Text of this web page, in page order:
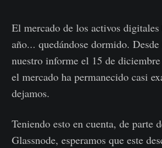
El mercado de los activos digitales
año... quedándose dormido.
nuestro informe el 15 de
el mercado ha permanecido casi
dejamos.
Teniendo esto en cuenta, de parte
Glassnode, esperamos que este